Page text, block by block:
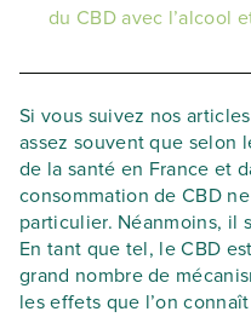
du CBD avec l’alcool
Si vous suivez nos
assez souvent que selon
de la santé en France et
consommation de CBD
particulier. Néanmoins, il
En tant que tel, le CBD
grand nombre de
les effets que l’on